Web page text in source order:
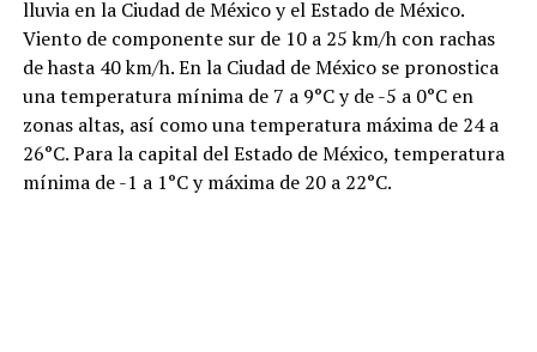
lluvia en la Ciudad de México y el Estado de México.
Viento de componente sur de 10 a 25 km/h con rachas
de hasta 40 km/h. En la Ciudad de México se pronostica
una temperatura mínima de 7 a 9°C y de -5 a 0°C en
zonas altas, así como una temperatura máxima de 24 a
26°C. Para la capital del Estado de México, temperatura
mínima de -1 a 1°C y máxima de 20 a 22°C.